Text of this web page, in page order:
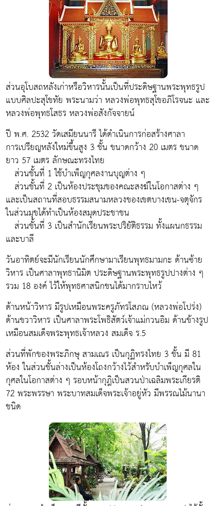
ส่วนอุโบสถหลังเก่าหรือวิหารนั้นเป็นที่ประดิษฐานพระพุทธรูป
แบบศิลปะสุโขทัย พระนามว่า หลวงพ่อพุทธสุโขอภิโรจนะ และ
หลวงพ่อพุทธโสธร หลวงพ่อสังกัจจายน์
ปี พ.ศ. 2532 วัดเสมียนนารี ได้ดำเนินการก่อสร้างศาลา
การเปรียญหลังใหม่ขึ้นสูง 3 ชั้น ขนาดกว้าง 20 เมตร ขนาด
ยาว 57 เมตร ลักษณะทรงไทย
ส่วนชั้นที่ 1 ใช้บำเพ็ญกุศลงานบุญต่าง ๆ
ส่วนชั้นที่ 2 เป็นห้องประชุมของคณะสงฆ์ในโอกาสต่าง ๆ
และเป็นสถานที่สอบธรรมสนามหลวงของเขตบางเขน-จตุจักร
ในส่วนมุขได้ทำเป็นห้องสมุดประชาชน
ส่วนชั้นที่ 3 เป็นสำนักเรียนพระปริยัติธรรม ทั้งแผนกธรรม
และบาลี
วันอาทิตย์จะมีนักเรียนนักศึกษามาเรียนพุทธมามกะ ด้านซ้าย
วิหาร เป็นศาลาพุทธานิมิต ประดิษฐานพระพุทธรูปปางต่าง ๆ
รวม 18 องค์ ไว้ให้พุทธศาสนิกชนได้มากราบไหว้
ด้านหน้าวิหาร มีรูปเหมือนพระครูภัทรโสภณ (หลวงพ่อโปร่ง)
ด้านขวาวิหาร เป็นศาลาพระโพธิสัตว์เจ้าแม่กวนอิม ด้านข้างรูป
เหมือนสมเด็จพระพุทธเจ้าหลวง สมเด็จ ร.5
ส่วนที่พักของพระภิกษุ สามเณร เป็นกุฏิทรงไทย 3 ชั้น มี 81
ห้อง ในส่วนชั้นล่างเป็นห้องโถงกว้างไว้สำหรับบำเพ็ญกุศลใน
กุศลในโอกาสต่าง ๆ รอบหน้ากุฎิเป็นสวนป่าเฉลิมพระเกียรติ
72 พระพรรษา พระบาทสมเด็จพระเจ้าอยู่หัว มีพรรณไม้นานา
ชนิด